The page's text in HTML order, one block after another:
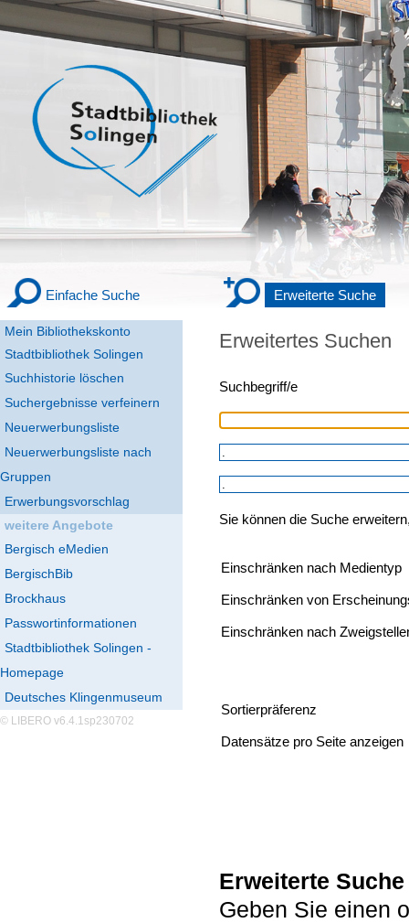
Mein Bibliothekskonto
Stadtbibliothek Solingen
Einfache Suche Erweiterte Suche
Suchhistorie löschen
Suchergebnisse verfeinern
Neuerwerbungsliste
Neuerwerbungsliste nach
Gruppen
Erwerbungsvorschlag
weitere Angebote
Bergisch eMedien
BergischBib
Brockhaus
Passwortinformationen
Stadtbibliothek Solingen -
Homepage
Deutsches Klingenmuseum
© LIBERO v6.4.1sp230702
Erweitertes Suchen
Sie können die Suche
Suchbegriff/e
Einschränken von
Datensätze pro Seite anzeigen
Einschränken nach
Einschränken nach Medientyp
Sortierpräferenz
Erweiterte Suche
Geben Sie einen